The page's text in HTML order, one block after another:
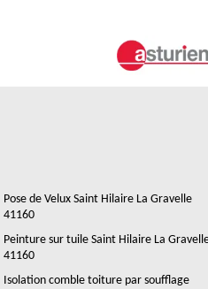
d'intervenir. N'oubliez pas qu'il peut
des toits plaques
de s'adresser à un couvreur
Veuillez aussi remarquer qu'il
Pose de Velux Saint Hilaire La Gravelle
41160
Peinture sur tuile Saint Hilaire La
41160
Isolation comble toiture par soufflage